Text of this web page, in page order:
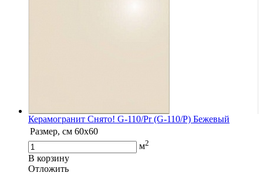
Керамогранит Снято! G-110/Pr (G-110/P) Бежевый
Размер, см 60х60
м2
В корзину
Oтложить